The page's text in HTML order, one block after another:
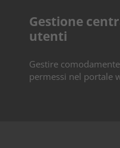
Gestione
utenti
Gestire
permessi nel portale